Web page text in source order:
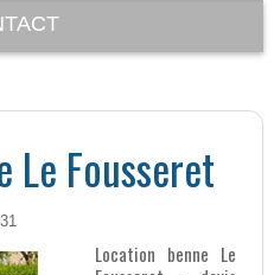
Le Fousseret
Location benne Le